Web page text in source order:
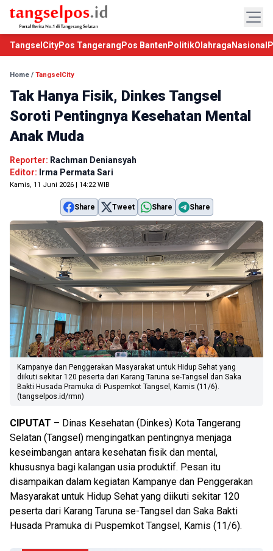
TangselCityPos Tangerang Pos Banten PolitikOlahraga Nasional
Home / TangselCity
Tak Hanya Fisik, Dinkes Tangsel
Soroti Pentingnya Kesehatan Mental
Anak Muda
Reporter: Rachman Deniansyah
Editor: Irma Permata Sari
Kamis, 11 Juni 2026 | 14:22 WIB
Share Tweet Share Share
Kampanye dan Penggerakan Masyarakat untuk Hidup Sehat yang
diikuti sekitar 120 peserta dari Karang Taruna se-Tangsel dan Saka
Bakti Husada Pramuka di Puspemkot Tangsel, Kamis (11/6).
(tangselpos.id/rmn)
CIPUTAT – Dinas Kesehatan (Dinkes) Kota Tangerang
Selatan (Tangsel) mengingatkan pentingnya menjaga
keseimbangan antara kesehatan fisik dan mental,
khususnya bagi kalangan usia produktif. Pesan itu
disampaikan dalam kegiatan Kampanye dan Penggerakan
Masyarakat untuk Hidup Sehat yang diikuti sekitar 120
peserta dari Karang Taruna se-Tangsel dan Saka Bakti
Husada Pramuka di Puspemkot Tangsel, Kamis (11/6).